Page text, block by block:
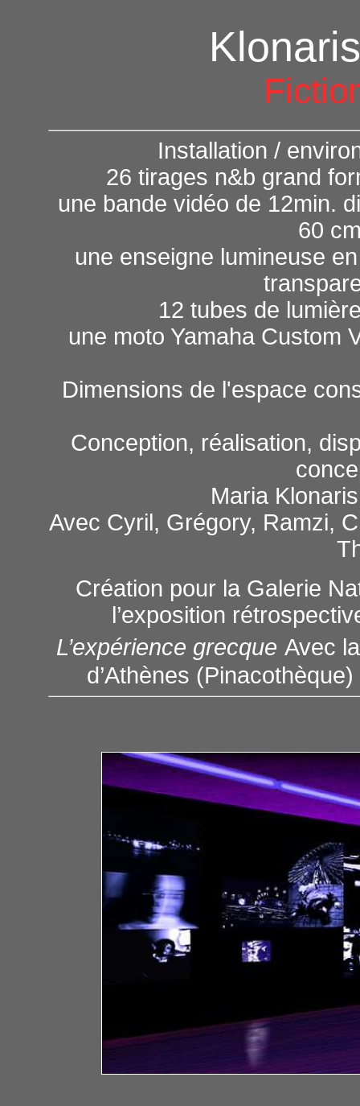
Installation /
26 tirages n&b grand
une bande vidéo de 12min.
60
une enseigne lumineuse
12 tubes de
une moto Yamaha Custom
Dimensions de l'espace
Conception, réalisation,
Maria
Avec Cyril, Grégory, Ramzi,
Création pour la Galerie
l’exposition
L’expérience grecque Avec
d’Athènes